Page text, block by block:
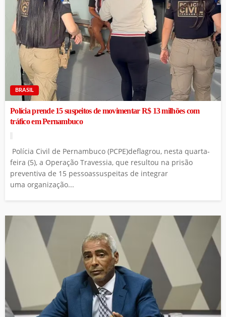
BRASIL
Polícia prende 15 suspeitos de movimentar R$ 13 milhões com
tráfico em Pernambuco
Polícia Civil de Pernambuco (PCPE)deflagrou, nesta quarta-
feira (5), a Operação Travessia, que resultou na prisão
preventiva de 15 pessoassuspeitas de integrar
uma organização...